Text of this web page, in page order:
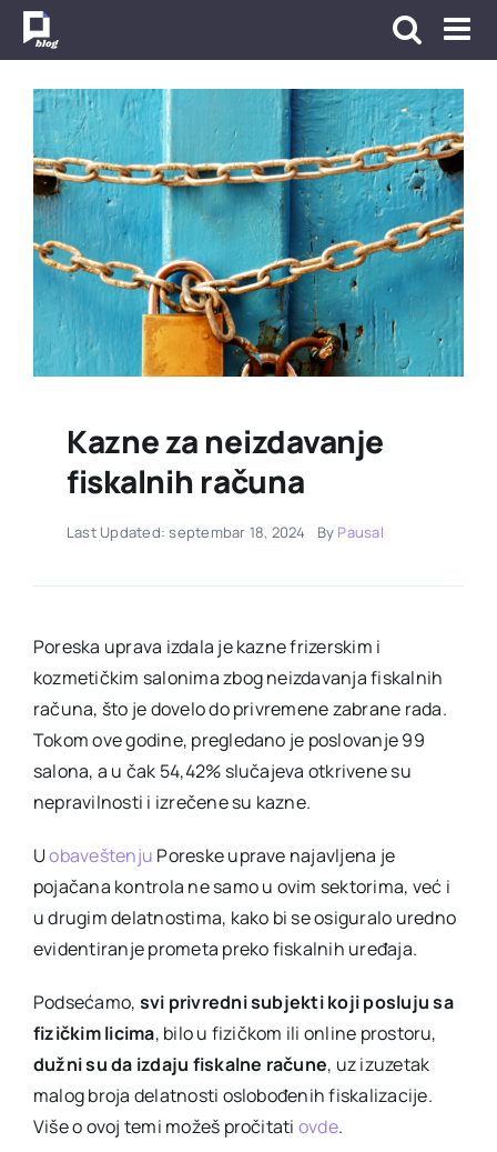
Skip
Kazne za neizdavanje
fiskalnih računa
Last Updated: septembar 18, 2024 By Pausal
Poreska uprava izdala je kazne frizerskim i
kozmetičkim salonima zbog neizdavanja fiskalnih
računa, što je dovelo do privremene zabrane rada.
Tokom ove godine, pregledano je poslovanje 99
salona, a u čak 54,42% slučajeva otkrivene su
nepravilnosti i izrečene su kazne.
Uobaveštenju Poreske uprave najavljena je
pojačana kontrola ne samo u ovim sektorima, već i
u drugim delatnostima, kako bi se osiguralo uredno
evidentiranje prometa preko fiskalnih uređaja.
Podsećamo, svi privredni subjekti koji posluju sa
fizičkim licima, bilo u fizičkom ili online prostoru,
dužni su da izdaju fiskalne račune, uz izuzetak
malog broja delatnosti oslobođenih fiskalizacije.
Više o ovoj temi možeš pročitati ovde.